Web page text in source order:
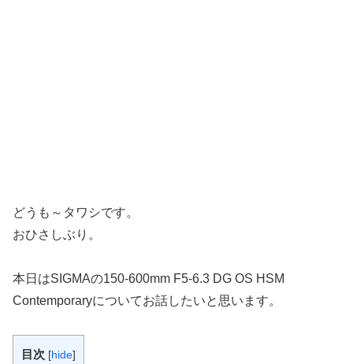
どうも～タワシです。
おひさしぶり。
本日はSIGMAの150-600mm F5-6.3 DG OS HSM
Contemporaryについてお話したいと思います。
目次 [hide]